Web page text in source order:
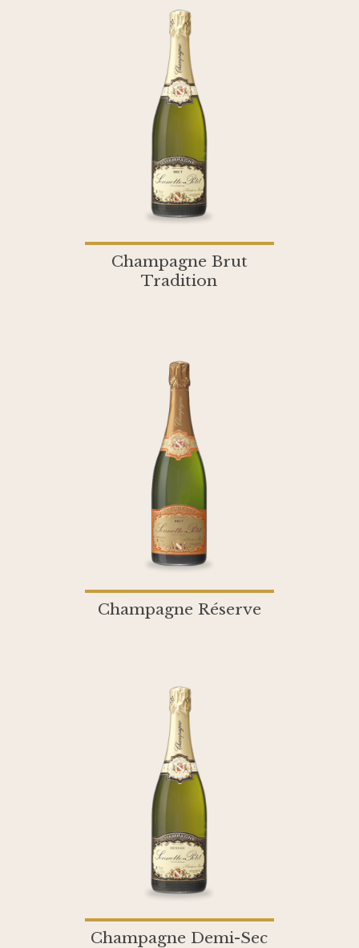
Champagne Brut
Tradition
Champagne Réserve
Champagne Demi-Sec